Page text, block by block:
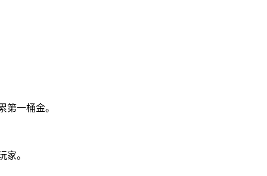
一桶金。
家。